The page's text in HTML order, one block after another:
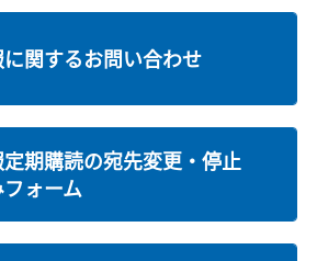
関するお問い合わせ
期購読の宛先変更・停止
ォーム